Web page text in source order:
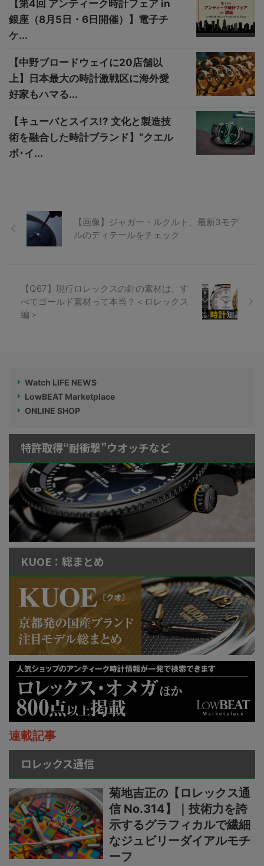
【第4回 アンティーク時計フェア in
銀座（8月5日・6日開催）】電子チ
ケ...
【中野ブロードウェイに20店舗以
上】日本最大の時計激戦区に海外愛
好家もハマる...
【キューバとスイス!? 文化と製造技
術を融合した時計ブランド】“クエル
ボ･イ...
【画像】ジャガー・ルクルト、最新3モデ
ルのディテールをチェック
【Q67】現行ロレックスの針の素材は、す
べてゴールド素材って本当？＜ロレックス
編＞
Watch LIFE NEWS
LowBEAT Marketplace
ONLINE SHOP
特許取得“耐衝撃”ウオッチなど
KUOE：総まとめ
連載記事
ロレックス通信
菊地吉正の【ロレックス通
信 No.314】｜技術力を誇
示するグラフィカルで繊細
なジュビリーダイアルモチ
ーフ